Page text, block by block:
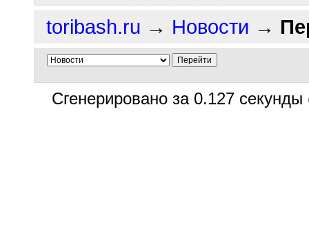
toribash.ru → Новости →
Сгенерировано за 0.127